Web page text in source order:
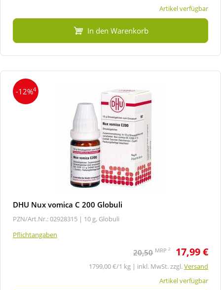
Artikel verfügbar
In den Warenkorb
-12%4
DHU Nux vomica C 200 Globuli
PZN/Art.Nr.: 02928315 | 10 g, Globuli
Pflichtangaben
20,50 MRP 2 17,99 €
1799,00 €/1 kg | inkl. MwSt. zzgl.Versand
Artikel verfügbar